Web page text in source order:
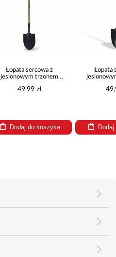
Łopata sercowa z
jesionowym trzonem
49,99 zł
Dodaj do koszyka
Łopata